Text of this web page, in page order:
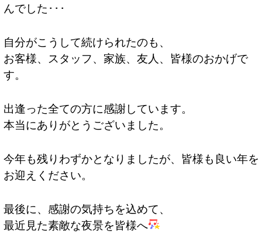
んでした･･･
自分がこうして続けられたのも、
お客様、スタッフ、家族、友人、皆様のおかげで
す。
出逢った全ての方に感謝しています。
本当にありがとうございました。
今年も残りわずかとなりましたが、皆様も良い年を
お迎えください。
最後に、感謝の気持ちを込めて、
最近見た素敵な夜景を皆様へ